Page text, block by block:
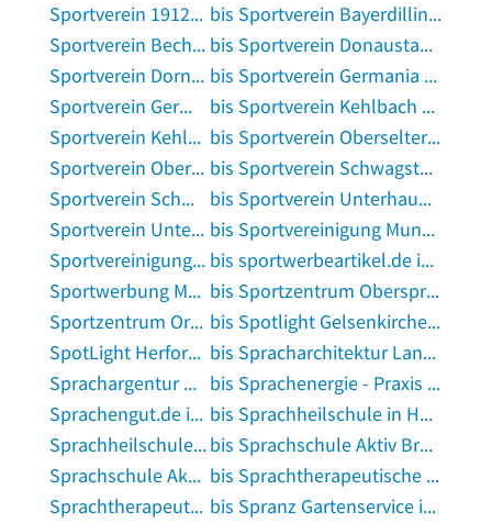
Sportverein 1912 in Mainz am Rhein
bis Sportverein Bayerdilling e.V. in Rain am Lech
Sportverein Bechen 1930 in Kürten
bis Sportverein Donaustauf e.V. TennisAbt. in Donaustauf
Sportverein Dornach e. V. in Aschheim
bis Sportverein Germania 1920 Ulmbach in Steinau an der Straße
Sportverein Germania Fachsenfeld 1912 e.V. in Aalen, Württemberg
bis Sportverein Kehlbach e.V. Sportheim in Steinbach am Wald
Sportverein Kehlen in Meckenbeuren
bis Sportverein Oberselters E.V. Sportheim in Bad Camberg
Sportverein Oberthingau in Unterthingau
bis Sportverein Schwagstorf in Ostercappeln
Sportverein Schwaig bei Nürnberg e.V. in Schwaig bei Nürnberg
bis Sportverein Unterhaun in Hauneck
Sportverein Unterhausen e.V. in Weilheim in Oberbayern
bis Sportvereinigung Munster e.V. in Munster, Örtze
Sportvereinigung Neusatz e.V. 1949 Clubhaus in Bühl, Baden
bis sportwerbeartikel.de in Grub am Forst
Sportwerbung Müller UG (haftungsbeschränkt) in Fürth, Bayern
bis Sportzentrum Obersprucke in Guben
Sportzentrum Orpheum in Mühltal, Hessen
bis Spotlight Gelsenkirchen in Gelsenkirchen
SpotLight Herford Mietregale in Herford
bis Spracharchitektur Landskron in Magdeburg
Sprachargentur Bonnes Karine Bonnes in Bocholt
bis Sprachenergie - Praxis für Logopädie in Neustadt bei Coburg
Sprachengut.de in Stuttgart
bis Sprachheilschule in Halle, Saale
Sprachheilschule in Hamburg
bis Sprachschule Aktiv Braunschweig in Braunschweig
Sprachschule Aktiv Bremen in Bremen
bis Sprachtherapeutische Praxis Monika Tillmanns-Karus in Hürth, Rheinland
Sprachtherapeutische Praxis Rennerod Inh. A. Brüggemann in Rennerod, Westerwald
bis Spranz Gartenservice in Dettingen unter Teck